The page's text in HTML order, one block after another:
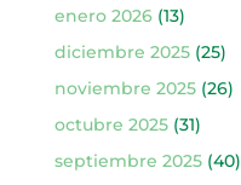
enero 2026(13)
diciembre 2025(25)
noviembre 2025(26)
octubre 2025(31)
septiembre 2025(40)